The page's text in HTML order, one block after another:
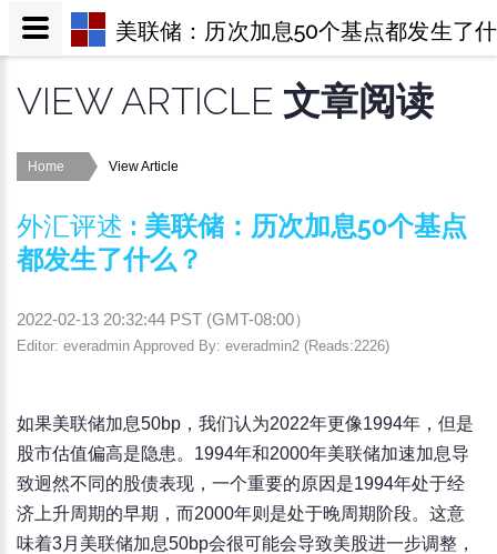
VIEW ARTICLE 文章阅读
Home View Article
外汇评述 : 美联储：历次加息50个基点
都发生了什么？
2022-02-13 20:32:44 PST (GMT-08:00）
Editor: everadmin Approved By: everadmin2 (Reads:2226)
如果美联储加息50bp，我们认为2022年更像1994年，但是
股市估值偏高是隐患。1994年和2000年美联储加速加息导
致迥然不同的股债表现，一个重要的原因是1994年处于经
济上升周期的早期，而2000年则是处于晚周期阶段。这意
味着3月美联储加息50bp会很可能会导致美股进一步调整，
美联储：历次加息50个基点都发生了